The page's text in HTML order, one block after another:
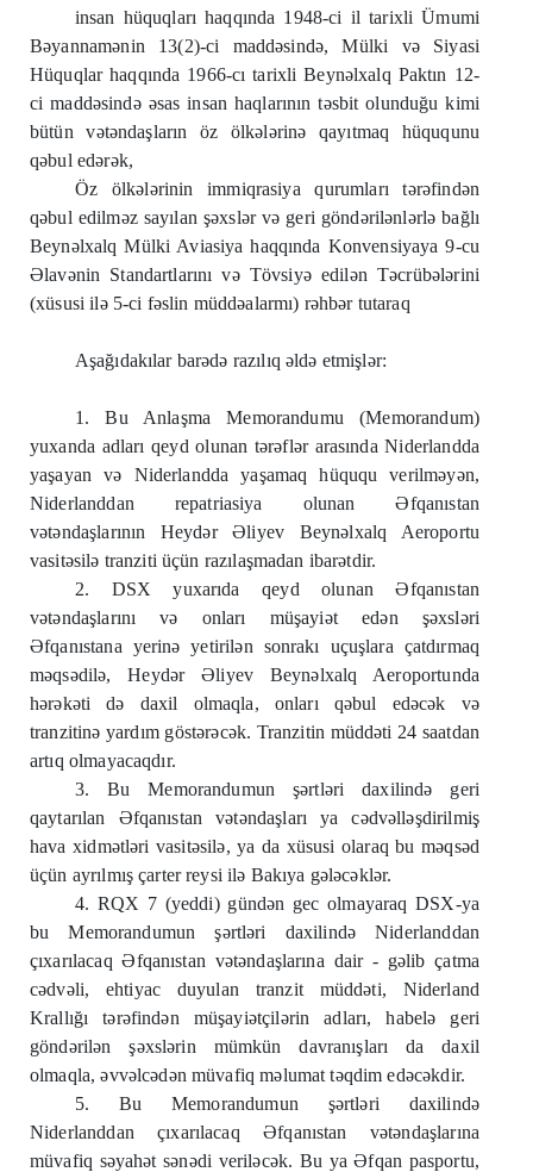
insan hüquqları haqqında 1948-ci il tarixli Ümumi
Bəyannamənin 13(2)-ci maddəsində, Mülki və Siyasi
Hüquqlar haqqında 1966-cı tarixli Beynəlxalq Paktın 12-
ci maddəsində əsas insan haqlarının təsbit olunduğu kimi
bütün vətəndaşların öz ölkələrinə qayıtmaq hüququnu
qəbul edərək,
Öz ölkələrinin immiqrasiya qurumları tərəfindən
qəbul edilməz sayılan şəxslər və geri göndərilənlərlə bağlı
Beynəlxalq Mülki Aviasiya haqqında Konvensiyaya 9-cu
Əlavənin Standartlarını və Tövsiyə edilən Təcrübələrini
(xüsusi ilə 5-ci fəslin müddəalarmı) rəhbər tutaraq
Aşağıdakılar barədə razılıq əldə etmişlər:
1. Bu Anlaşma Memorandumu (Memorandum)
yuxanda adları qeyd olunan tərəflər arasında Niderlandda
yaşayan və Niderlandda yaşamaq hüququ verilməyən,
Niderlanddan repatriasiya olunan Əfqanıstan
vətəndaşlarının Heydər Əliyev Beynəlxalq Aeroportu
vasitəsilə tranziti üçün razılaşmadan ibarətdir.
2. DSX yuxarıda qeyd olunan Əfqanıstan
vətəndaşlarını və onları müşayiət edən şəxsləri
Əfqanıstana yerinə yetirilən sonrakı uçuşlara çatdırmaq
məqsədilə, Heydər Əliyev Beynəlxalq Aeroportunda
hərəkəti də daxil olmaqla, onları qəbul edəcək və
tranzitinə yardım göstərəcək. Tranzitin müddəti 24 saatdan
artıq olmayacaqdır.
3. Bu Memorandumun şərtləri daxilində geri
qaytarılan Əfqanıstan vətəndaşları ya cədvəlləşdirilmiş
hava xidmətləri vasitəsilə, ya da xüsusi olaraq bu məqsəd
üçün ayrılmış çarter reysi ilə Bakıya gələcəklər.
4. RQX 7 (yeddi) gündən gec olmayaraq DSX-ya
bu Memorandumun şərtləri daxilində Niderlanddan
çıxarılacaq Əfqanıstan vətəndaşlarına dair - gəlib çatma
cədvəli, ehtiyac duyulan tranzit müddəti, Niderland
Krallığı tərəfindən müşayiətçilərin adları, habelə geri
göndərilən şəxslərin mümkün davranışları da daxil
olmaqla, əvvəlcədən müvafiq məlumat təqdim edəcəkdir.
5. Bu Memorandumun şərtləri daxilində
Niderlanddan çıxarılacaq Əfqanıstan vətəndaşlarına
müvafiq səyahət sənədi veriləcək. Bu ya Əfqan pasportu,